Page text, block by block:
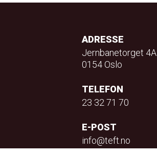
ADRESSE
Jernbanetorget 4A
0154 Oslo
TELEFON
23 32 71 70
E-POST
info@teft.no